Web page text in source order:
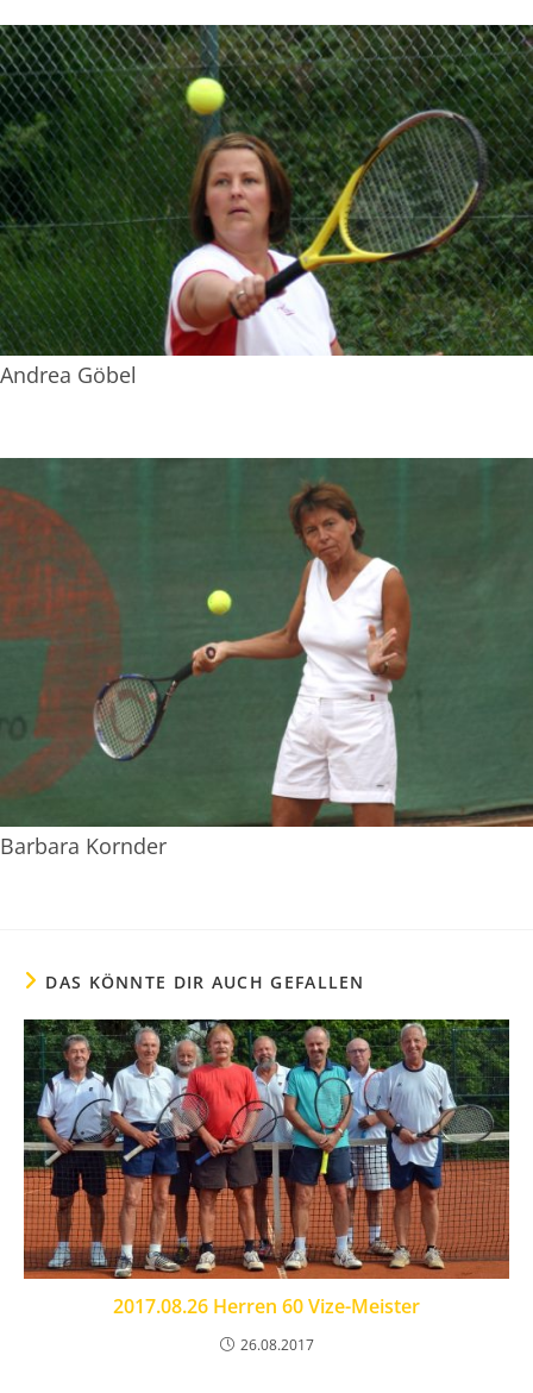
Andrea Göbel
Barbara Kornder
DAS KÖNNTE DIR AUCH GEFALLEN
2017.08.26 Herren 60 Vize-Meister
26.08.2017